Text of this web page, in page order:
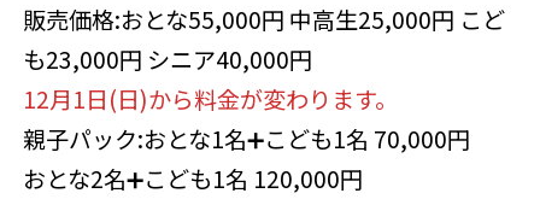
販売価格:おとな55,000円 中高生25,000円 こど
も23,000円 シニア40,000円
12月1日(日)から料金が変わります。
親子パック:おとな1名➕こども1名 70,000円
おとな2名➕こども1名 120,000円